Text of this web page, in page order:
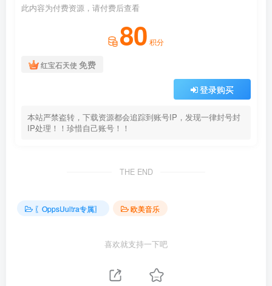
此内容为付费资源，请付费后查看
80 积分
红宝石天使 免费
登录购买
本站严禁盗转，下载资源都会追踪到账号IP，发现一律封号封
IP处理！！珍惜自己账号！！
THE END
〖OppsUultra专属〗 欧美音乐
喜欢就支持一下吧